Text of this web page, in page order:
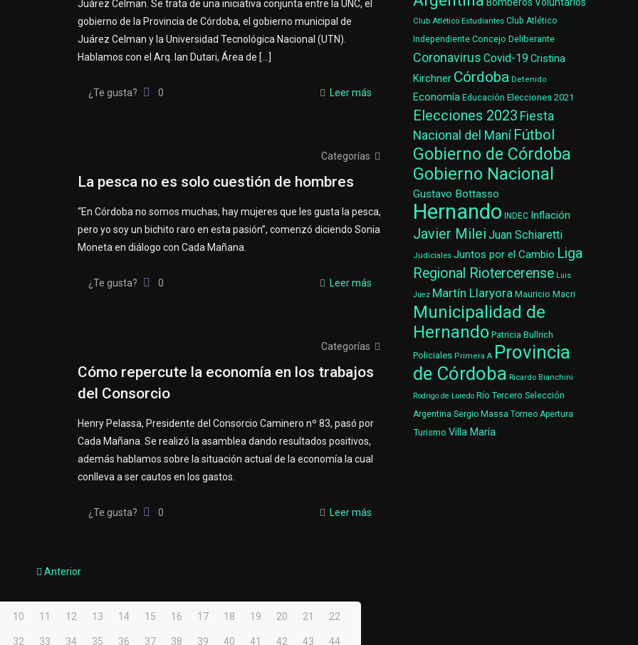
Juárez Celman. Se trata de una iniciativa conjunta entre la UNC, el
gobierno de la Provincia de Córdoba, el gobierno municipal de
Juárez Celman y la Universidad Tecnológica Nacional (UTN).
Hablamos con el Arq. Ian Dutari, Área de […]
¿Te gusta? 0 Leer más
Categorías
La pesca no es solo cuestión de hombres
“En Córdoba no somos muchas, hay mujeres que les gusta la pesca,
pero yo soy un bichito raro en esta pasión”, comenzó diciendo Sonia
Moneta en diálogo con Cada Mañana.
¿Te gusta? 0 Leer más
Categorías
Cómo repercute la economía en los trabajos
del Consorcio
Henry Pelassa, Presidente del Consorcio Caminero nº 83, pasó por
Cada Mañana. Se realizó la asamblea dando resultados positivos,
además hablamos sobre la situación actual de la economía la cual
conlleva a ser cautos en los gastos.
¿Te gusta? 0 Leer más
Anterior
10 11 12 13 14 15 16 17 18 19 20 21 22
32 33 34 35 36 37 38 39 40 41 42 43 44
Club Atlético Estudiantes Club Atlético
Independiente Concejo Deliberante
Coronavirus Covid-19 Cristina
Kirchner Córdoba Detenido
Economía Educación Elecciones 2021
Elecciones 2023 Fiesta
Nacional del Maní Fútbol
Gobierno de Córdoba
Gobierno Nacional
Gustavo Bottasso
Hernando INDEC Inflación
Javier Milei Juan Schiaretti
Judiciales Juntos por el Cambio Liga
Regional Riotercerense Luis
Juez Martín Llaryora Mauricio Macri
Municipalidad de
Hernando Patricia Bullrich
Policiales Primera A Provincia
de Córdoba Ricardo Bianchini
Rodrigo de Loredo Río Tercero Selección
Argentina Sergio Massa Torneo Apertura
Turismo Villa María